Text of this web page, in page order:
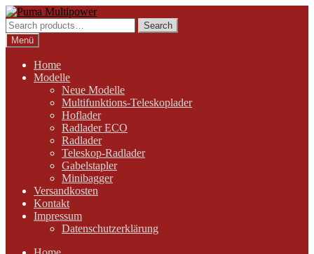
Zur
Navigation
springen
Zum
Inhalt
springen
Search
for:
Search
Menü
Home
Modelle
Neue Modelle
Multifunktions-Teleskoplader
Hoflader
Radlader ECO
Radlader
Teleskop-Radlader
Gabelstapler
Minibagger
Versandkosten
Kontakt
Impressum
Datenschutzerklärung